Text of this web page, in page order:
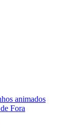
animados
Fora